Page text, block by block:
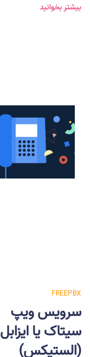
بیشتر بخوانید
FREEPBX
سرویس ویپ
سیتاک یا ایزابل
(الستیکس)